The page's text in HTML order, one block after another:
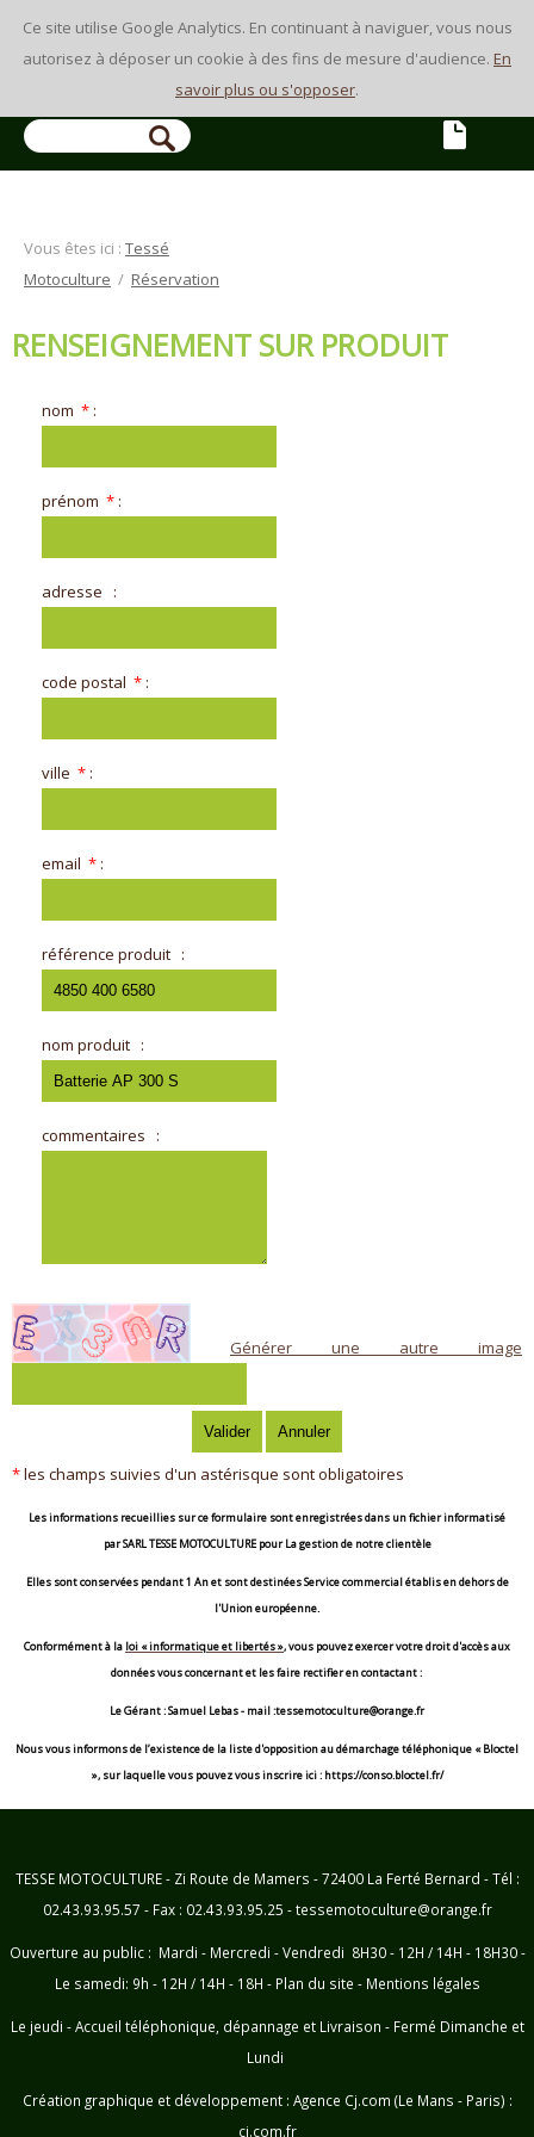
Ce site utilise Google Analytics. En continuant à naviguer, vous nous
autorisez à déposer un cookie à des fins de mesure d'audience. En
savoir plus ou s'opposer.
Vous êtes ici : Tessé
Motoculture / Réservation
RENSEIGNEMENT SUR PRODUIT
* :
* :
:
* :
* :
* :
:
:
:
Générer une autre image
*les champs suivies d'un astérisque sont obligatoires
Les informations recueillies sur ce formulaire sont enregistrées dans un fichier informatisé
parSARL TESSE MOTOCULTURE pourLa gestion de notre clientèle
Elles sont conservées pendant1 Anet sont destinéesService commercial établis en dehors de
l'Union européenne.
Conformément à la loi « informatique et libertés », vous pouvez exercer votre droit d'accès aux
données vous concernant et les faire rectifier en contactant :
Le Gérant : Samuel Lebas - mail :tessemotoculture@orange.fr
Nous vous informons de l’existence de la liste d'opposition au démarchage téléphonique « Bloctel
», sur laquelle vous pouvez vous inscrire ici : https://conso.bloctel.fr/
TESSE MOTOCULTURE - Zi Route de Mamers - 72400 La Ferté Bernard - Tél :
02.43.93.95.57 - Fax : 02.43.93.95.25 - tessemotoculture@orange.fr
Ouverture au public : Mardi - Mercredi - Vendredi 8H30 - 12H / 14H - 18H30 -
Le samedi: 9h - 12H / 14H - 18H - Plan du site - Mentions légales
Le jeudi - Accueil téléphonique, dépannage et Livraison - Fermé Dimanche et
Lundi
Création graphique et développement : Agence Cj.com (Le Mans - Paris) :
cj.com.fr